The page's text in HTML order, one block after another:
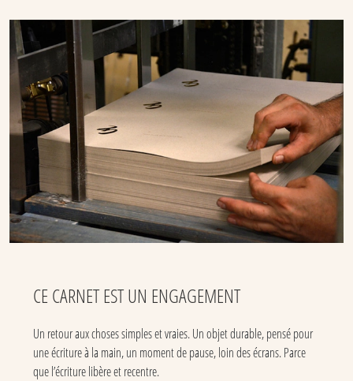
CE CARNET EST UN ENGAGEMENT
Un retour aux choses simples et vraies. Un objet durable, pensé pour
une écriture à la main, un moment de pause, loin des écrans. Parce
que l’écriture libère et recentre.